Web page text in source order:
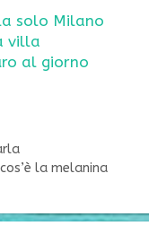
solo Milano
villa
al giorno
la melanina